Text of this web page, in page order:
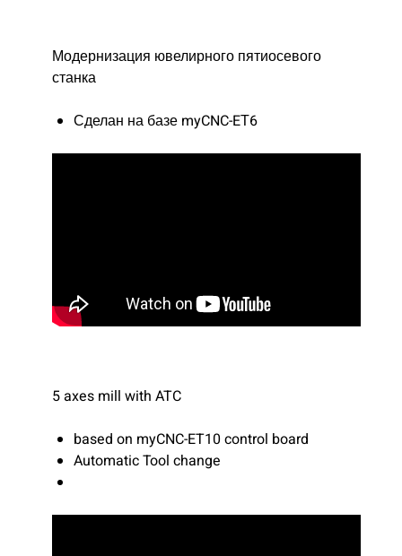
Модернизация ювелирного пятиосевого
станка
Сделан на базе myCNC-EТ6
5 axes mill with ATC
based on myCNC-ET10 control board
Automatic Tool change